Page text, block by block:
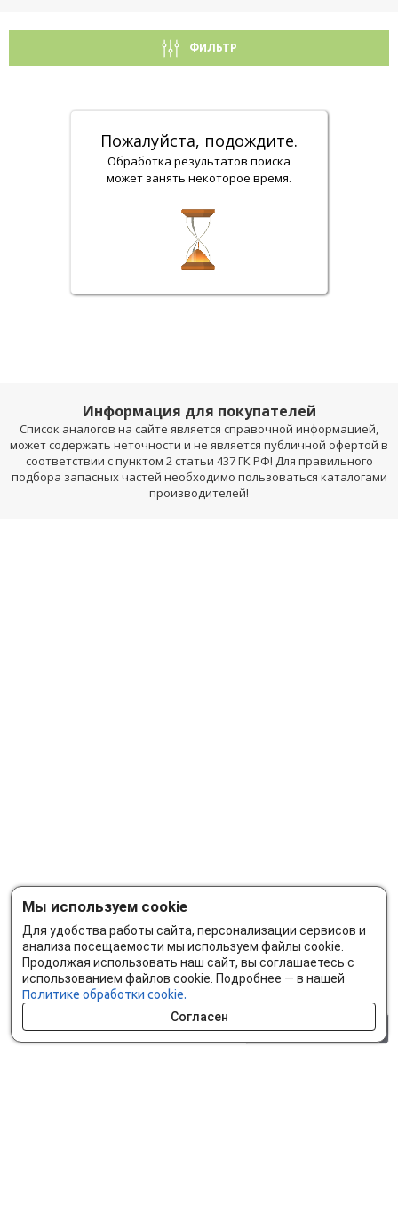
ФИЛЬТР
Пожалуйста, подождите.
Обработка результатов поиска
может занять некоторое время.
Информация для покупателей
Список аналогов на сайте является справочной информацией,
может содержать неточности и не является публичной офертой в
соответствии с пунктом 2 статьи 437 ГК РФ! Для правильного
подбора запасных частей необходимо пользоваться каталогами
производителей!
Мы используем cookie
Для удобства работы сайта, персонализации сервисов и
анализа посещаемости мы используем файлы cookie.
Продолжая использовать наш сайт, вы соглашаетесь с
использованием файлов cookie. Подробнее — в нашей
Политике обработки cookie.
Согласен